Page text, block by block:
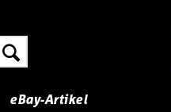
eBay-Artikel